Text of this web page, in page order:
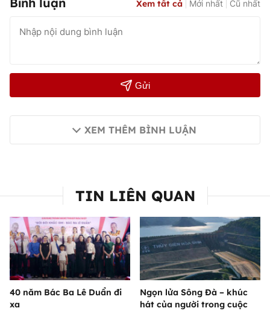
Xem tất cả Mới nhất Cũ nhất
Gửi
XEM THÊM BÌNH LUẬN
TIN LIÊN QUAN
40 năm Bác Ba Lê Duẩn đi
xa
Ngọn lửa Sông Đà – khúc
hát của người trong cuộc